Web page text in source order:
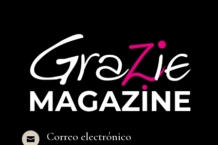
 Correo electrónico